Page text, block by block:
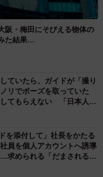
14/16
阪・梅田にそびえる物体の
た結果…
ていたら、ガイドが「撮り
リでポーズを取っていた
てもらえない 「日本人は
は6時間で3万円払った」
を添付して」社長をかたる
員を個人アカウントへ誘導
求められる「だまされる前